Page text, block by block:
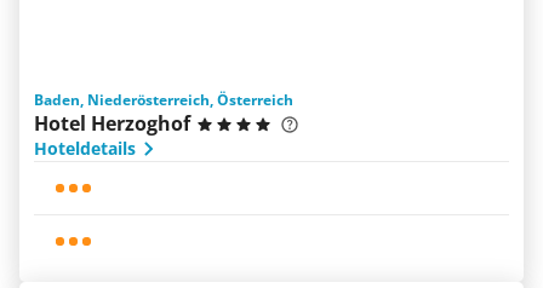
Baden, Niederösterreich, Österreich
Hotel Herzoghof
Hoteldetails